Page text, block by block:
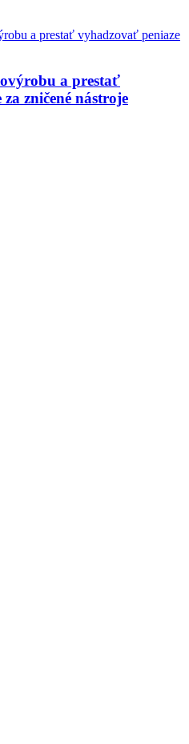
a prestať
zničené nástroje